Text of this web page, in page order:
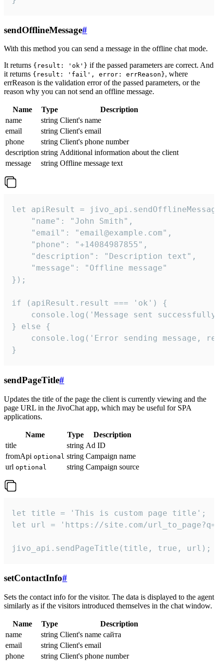
sendOfflineMessage#
With this method you can send a message in the offline chat mode.
It returns {result: 'ok'} if the passed parameters are correct. And
it returns {result: 'fail', error: errReason}, where
errReason is the validation error of the passed parameters, or the
reason why you can not send an offline message.
Name Type
Description
name
string Client's name
email
string Client's email
phone
string Client's phone number
description string Additional information about the client
message
string Offline message text
let apiResult =
    "name": "John Smith",
    "email": "email@example.com",
    "phone": "+14084987855",
    "description": "Description text",
    "message": "Offline message"
});
if (apiResult.result === 'ok') {
console.log('Message sent
} else {
console.log('Error sending message,
}
sendPageTitle#
Updates the title of the page the client is currently viewing and the
page URL in the JivoChat app, which may be useful for SPA
applications.
Name Type
Description
title
string Ad ID
fromApi optional string Campaign name
url optional string Campaign source
let title = 'This is custom page title';
let url = 'https://site.com/
jivo_api.sendPageTitle(title, true, url);
setContactInfo#
Sets the contact info for the visitor. The data is displayed to the agent
similarly as if the visitors introduced themselves in the chat window.
Name Type
Description
name
string Client's name сайта
email
string Client's email
phone
string Client's phone number